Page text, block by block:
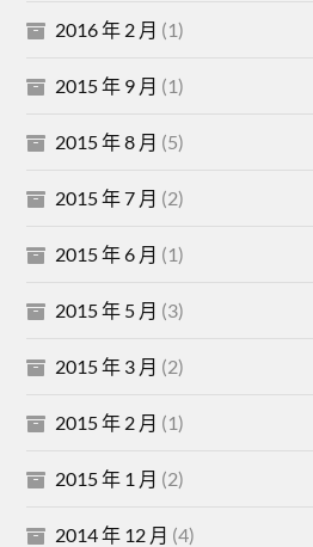
2016 年 2 月 (1)
2015 年 9 月 (1)
2015 年 8 月 (5)
2015 年 7 月 (2)
2015 年 6 月 (1)
2015 年 5 月 (3)
2015 年 3 月 (2)
2015 年 2 月 (1)
2015 年 1 月 (2)
2014 年 12 月 (4)